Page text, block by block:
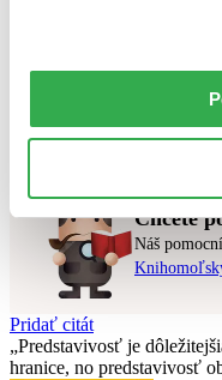
Zrušiť filtre
Skúste prosím zmeniť
Chcete
Náš
Pridať citát
Predstavivosť je
hranice, no predstavivosť